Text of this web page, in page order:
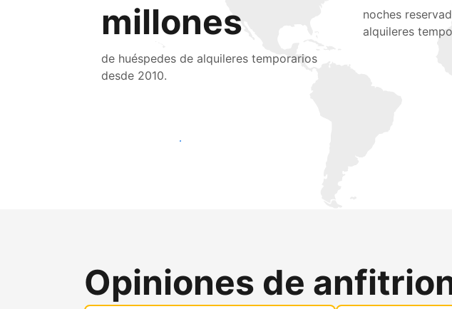
millones
de huéspedes de alquileres temporarios
desde 2010.
noches
alquileres
Llegá a huéspedes nuevos hoy
Opiniones de